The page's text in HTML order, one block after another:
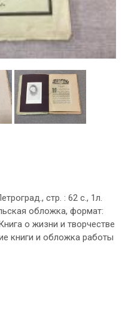
стр. : 62 с., 1л.
обложка, формат:
о жизни и творчестве
книги и обложка работы